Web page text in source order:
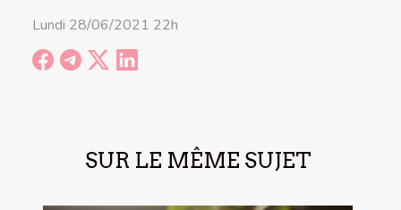
SUR LE MÊME SUJET
Lundi 28/06/2021 22h